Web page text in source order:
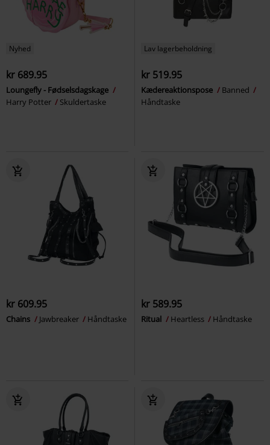
Nyhed
kr 689.95
Loungefly - Fødselsdagskage
Harry Potter
Skuldertaske
Lav lagerbeholdning
kr 519.95
Kædereaktionspose
Banned
Håndtaske
kr 609.95
Chains Jawbreaker Håndtaske
kr 589.95
Ritual Heartless Håndtaske